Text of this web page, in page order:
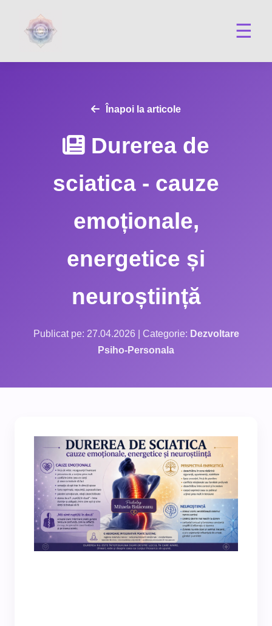
☰
Înapoi la articole
Durerea de
sciatica - cauze
emoționale,
energetice și
neuroștiință
Publicat pe: 27.04.2026 | Categorie: Dezvoltare
Psiho-Personala